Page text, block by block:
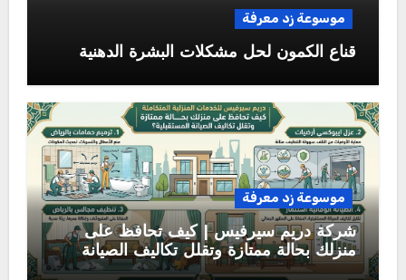
موسوعة زد معرفة
قناع الكمون لحل مشكلات البشرة الدهنية
موسوعة زد معرفة
شركة دريم سيرفيس | كيف تحافظ على
منزلك بحالة ممتازة وتقلل تكاليف الصيانة
المستقبلية؟